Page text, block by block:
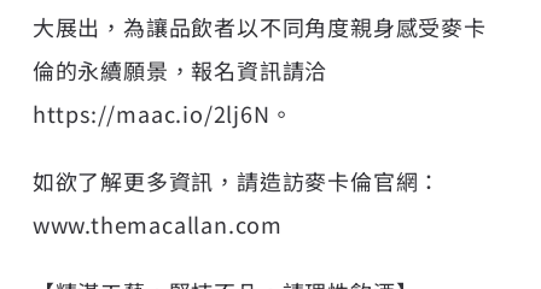
大展出，為讓品飲者以不同角度親身感受麥卡
倫的永續願景，報名資訊請洽
https://maac.io/2lj6N 。
如欲了解更多資訊，請造訪麥卡倫官網：
www.themacallan.com